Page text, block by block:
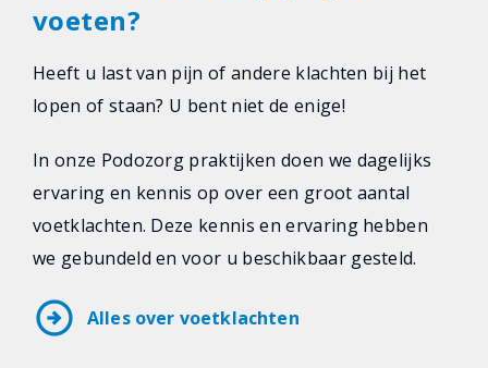
voeten?
Heeft u last van pijn of andere klachten bij het
lopen of staan? U bent niet de enige!
In onze Podozorg praktijken doen we dagelijks
ervaring en kennis op over een groot aantal
voetklachten. Deze kennis en ervaring hebben
we gebundeld en voor u beschikbaar gesteld.
arrow_circle_right Alles over voetklachten